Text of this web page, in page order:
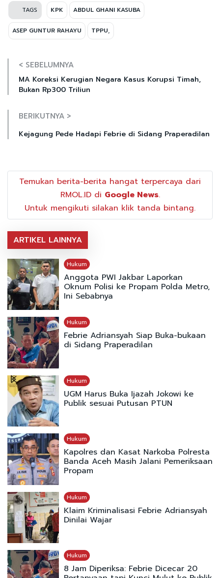
TAGS KPK ABDUL GHANI KASUBA
ASEP GUNTUR RAHAYU TPPU,
< SEBELUMNYA
MA Koreksi Kerugian Negara Kasus Korupsi Timah,
Bukan Rp300 Triliun
BERIKUTNYA >
Kejagung Pede Hadapi Febrie di Sidang Praperadilan
Temukan berita-berita hangat terpercaya dari
RMOL.ID di Google News.
Untuk mengikuti silakan klik tanda bintang.
ARTIKEL LAINNYA
Hukum
Anggota PWI Jakbar Laporkan
Oknum Polisi ke Propam Polda Metro,
Ini Sebabnya
Hukum
Febrie Adriansyah Siap Buka-bukaan
di Sidang Praperadilan
Hukum
UGM Harus Buka Ijazah Jokowi ke
Publik sesuai Putusan PTUN
Hukum
Kapolres dan Kasat Narkoba Polresta
Banda Aceh Masih Jalani Pemeriksaan
Propam
Hukum
Klaim Kriminalisasi Febrie Adriansyah
Dinilai Wajar
Hukum
8 Jam Diperiksa: Febrie Dicecar 20